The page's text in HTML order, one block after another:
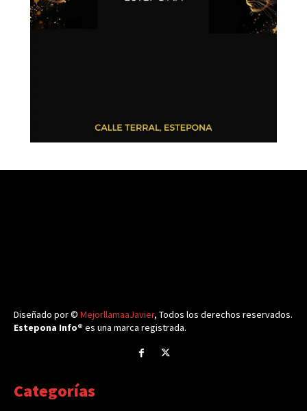
Diseñado por © MejorllamaaJavier, Todos los derechos reservados.
Estepona Info® es una marca registrada.
Categorías